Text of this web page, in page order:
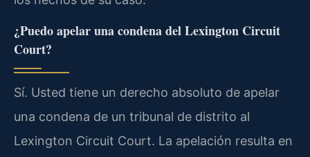
¿Puedo apelar una condena del Lexington Circuit
Court?
Sí. Usted tiene un derecho absoluto de apelar
una condena de un tribunal de distrito al
Lexington Circuit Court. La apelación resulta en